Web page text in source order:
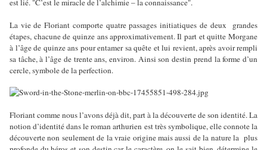
est lié. "C’est le miracle de l’alchimie – la connaissance".
La vie de Floriant comporte quatre passages initiatiques de deux grandes
étapes, chacune de quinze ans approximativement. Il part et quitte Morgane
à l’âge de quinze ans pour entamer sa quête et lui revient, après avoir rempli
sa tâche, à l’âge de trente ans, environ. Ainsi son destin prend la forme d’un
cercle, symbole de la perfection.
Floriant comme nous l’avons déjà dit, part à la découverte de son identité. La
notion d’identité dans le roman arthurien est très symbolique, elle connote la
découverte non seulement de la vraie origine mais aussi de la nature la plus